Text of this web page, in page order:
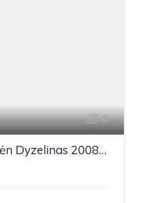
6
Skoda Fabia nuo 76 €/ mėn Dyzelinas 2008m. Universalas Mechaninė